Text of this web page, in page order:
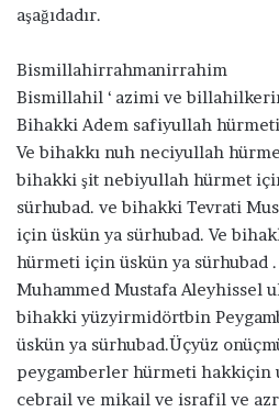
aşağıdadır.
Bismillahirrahmanirrahim
Bismillahil ‘ azimi ve
Bihakki Adem safiyullah
Ve bihakkı nuh neciyullah
bihakki şit nebiyullah hürmet
sürhubad. ve bihakki Tevrati
için üskün ya sürhubad. Ve
hürmeti için üskün ya sürhubad
Muhammed Mustafa Aleyhissel
bihakki yüzyirmidörtbin
üskün ya sürhubad.Üçyüz
peygamberler hürmeti hakkiçin
cebrail ve mikail ve israfil ve